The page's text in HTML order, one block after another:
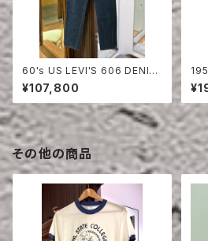
60's US LEVI'S 606 DENIM
PANTS
¥107,800
その他の商品